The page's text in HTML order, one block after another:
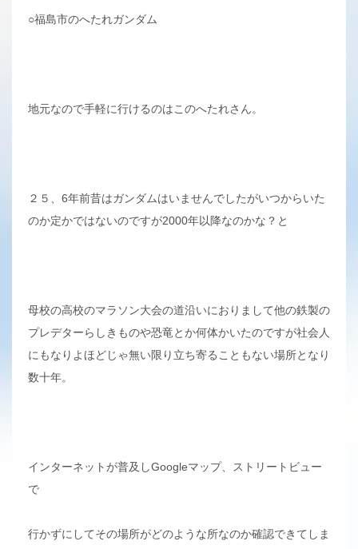
○福島市のへたれガンダム
地元なので手軽に行けるのはこのへたれさん。
２５、6年前昔はガンダムはいませんでしたがいつからいた
のか定かではないのですが2000年以降なのかな？と
母校の高校のマラソン大会の道沿いにおりまして他の鉄製の
プレデターらしきものや恐竜とか何体かいたのですが社会人
にもなりよほどじゃ無い限り立ち寄ることもない場所となり
数十年。
インターネットが普及しGoogleマップ、ストリートビュー
で
行かずにしてその場所がどのような所なのか確認できてしま